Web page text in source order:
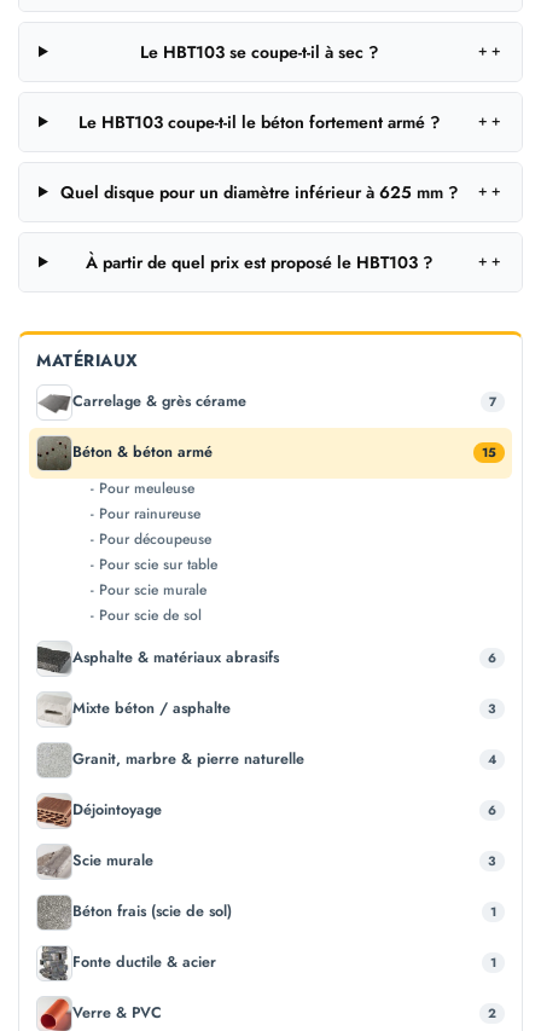
Le HBT103 se coupe-t-il à sec ? ＋
Le HBT103 coupe-t-il le béton fortement armé ? ＋
Quel disque pour un diamètre inférieur à 625 mm ? ＋
À partir de quel prix est proposé le HBT103 ? ＋
MATÉRIAUX
Carrelage & grès cérame 7
Béton & béton armé 15
- Pour meuleuse
- Pour rainureuse
- Pour découpeuse
- Pour scie sur table
- Pour scie murale
- Pour scie de sol
Asphalte & matériaux abrasifs
6
Mixte béton / asphalte 3
Granit, marbre & pierre naturelle 4
Déjointoyage 6
Scie murale 3
Béton frais (scie de sol) 1
Fonte ductile & acier 1
Verre & PVC 2